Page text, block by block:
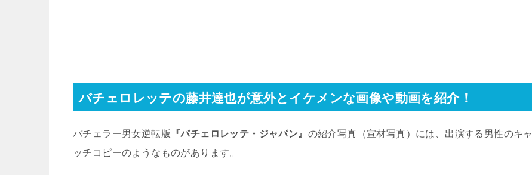
バチェロレッテの藤井達也が意外とイケメンな画像や動画を紹介！
バチェラー男女逆転版 『バチェロレッテ・ジャパン』 の紹介写真（宣材写真）には、出演する男性のキャ
ッチコピーのようなものがあります。